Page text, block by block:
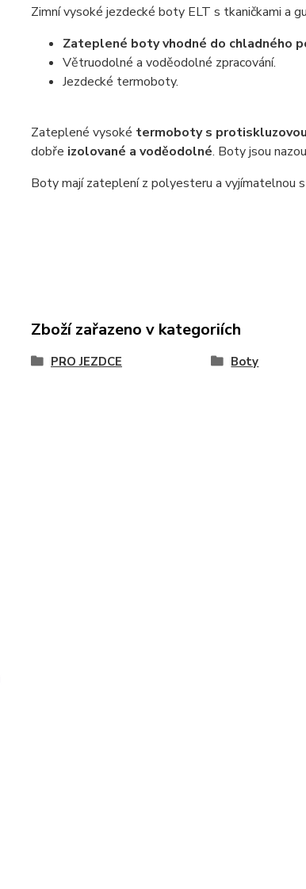
Zimní vysoké jezdecké boty ELT s tkaničkami a
Zateplené boty vhodné do chladného
Větruodolné a voděodolné zpracování.
Jezdecké termoboty.
Zateplené vysoké termoboty s
dobře izolované a voděodolné. Boty jsou
Boty mají zateplení z polyesteru a vyjímatelnou
Zboží zařazeno v kategoriích
PRO JEZDCE Boty